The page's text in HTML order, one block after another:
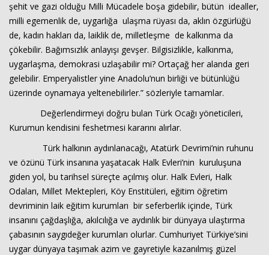
şehit ve gazi olduğu Milli Mücadele boşa gidebilir, bütün idealler,
milli egemenlik de, uygarlığa ulaşma rüyası da, aklın özgürlüğü
de, kadın hakları da, laiklik de, milletleşme de kalkınma da
çökebilir. Bağımsızlık anlayışı gevşer. Bilgisizlikle, kalkınma,
uygarlaşma, demokrasi uzlaşabilir mi? Ortaçağ her alanda geri
gelebilir. Emperyalistler yine Anadolu’nun birliği ve bütünlüğü
üzerinde oynamaya yeltenebilirler.” sözleriyle tamamlar.
Değerlendirmeyi doğru bulan Türk Ocağı yöneticileri,
Kurumun kendisini feshetmesi kararını alırlar.
Türk halkının aydınlanacağı, Atatürk Devrimi’nin ruhunu
ve özünü Türk insanına yaşatacak Halk Evleri’nin kuruluşuna
giden yol, bu tarihsel süreçte açılmış olur. Halk Evleri, Halk
Odaları, Millet Mektepleri, Köy Enstitüleri, eğitim öğretim
devriminin laik eğitim kurumları bir seferberlik içinde, Türk
insanını çağdaşlığa, akılcılığa ve aydınlık bir dünyaya ulaştırma
çabasının saygıdeğer kurumları olurlar. Cumhuriyet Türkiye’sini
uygar dünyaya taşımak azim ve gayretiyle kazanılmış güzel
Haberin Doğru Adresi.